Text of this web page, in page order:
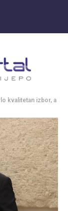
kvalitetan izbor, a